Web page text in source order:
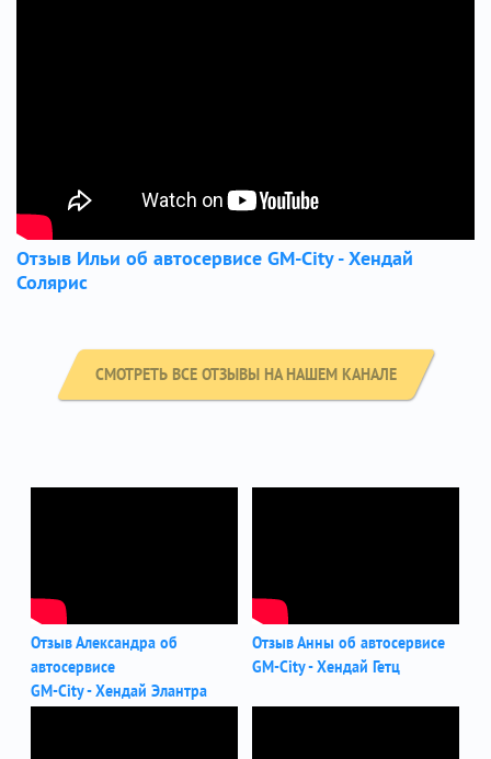
Отзыв Ильи об автосервисе GM-City - Хендай
Солярис
СМОТРЕТЬ ВСЕ ОТЗЫВЫ НА НАШЕМ КАНАЛЕ
Отзыв Александра об
автосервисе
GM-City - Хендай Элантра
Отзыв Анны об автосервисе
GM-City - Хендай Гетц